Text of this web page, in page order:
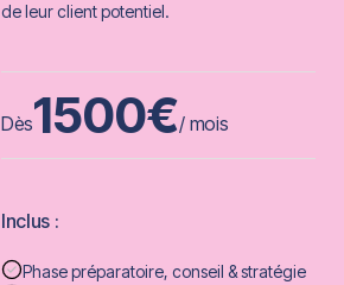
de leur client potentiel.
Dès1500€/ mois
Inclus :
Phase préparatoire, conseil & stratégie